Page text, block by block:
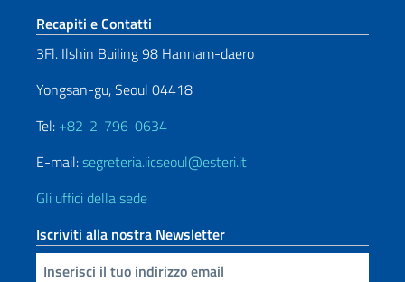
Sezione footer
Recapiti e Contatti
3Fl. Ilshin Builing 98 Hannam-daero
Yongsan-gu, Seoul 04418
Tel: +82-2-796-0634
E-mail:segreteria.iicseoul@esteri.it
Gli uffici della sede
Iscriviti alla nostra Newsletter
Inserisci la tua email